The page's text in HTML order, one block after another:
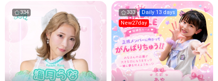
334 333
Daily 13 days
New27day